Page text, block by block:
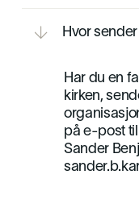

Hvor
Har du en
kirken,
på e-post
Sander